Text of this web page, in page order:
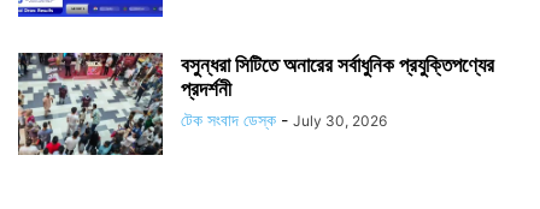
বসুন্ধরা সিটিতে অনারের সর্বাধুনিক প্রযুক্তিপণ্যের
প্রদর্শনী
টেক সংবাদ ডেস্ক - July 30, 2026